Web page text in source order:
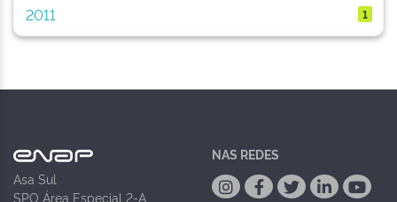
2011
1
Asa Sul
SPO Área Especial 2-A
NAS REDES